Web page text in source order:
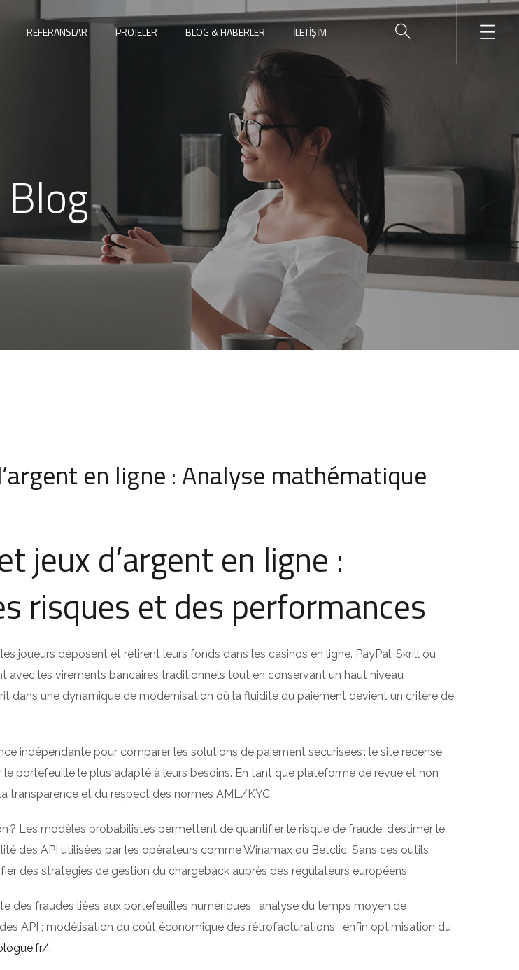
REFERANSLAR PROJELER BLOG & HABERLER İLETIŞIM
Blog
en ligne : Analyse mathématique
jeux d’argent en ligne :
risques et des performances
joueurs déposent et retirent leurs fonds dans les casinos en ligne. PayPal, Skrill ou
avec les virements bancaires traditionnels tout en conservant un haut niveau
dans une dynamique de modernisation où la fluidité du paiement devient un critère de
indépendante pour comparer les solutions de paiement sécurisées : le site recense
le portefeuille le plus adapté à leurs besoins. En tant que plateforme de revue et non
transparence et du respect des normes AML/KYC.
Les modèles probabilistes permettent de quantifier le risque de fraude, d’estimer le
des API utilisées par les opérateurs comme Winamax ou Betclic. Sans ces outils
des stratégies de gestion du chargeback auprès des régulateurs européens.
des fraudes liées aux portefeuilles numériques ; analyse du temps moyen de
API ; modélisation du coût économique des rétrofacturations ; enfin optimisation du
.